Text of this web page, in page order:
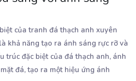
của tranh đá thạch anh xuyên
khả năng tạo ra ánh sáng rực rỡ và
trúc đặc biệt của đá thạch anh, ánh
đá, tạo ra một hiệu ứng ánh